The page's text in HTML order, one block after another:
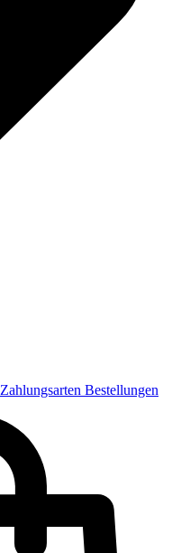
Zahlungsarten Bestellungen